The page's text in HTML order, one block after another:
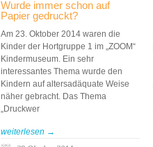
Wurde immer schon auf
Papier gedruckt?
Am 23. Oktober 2014 waren die
Kinder der Hortgruppe 1 im „ZOOM“
Kindermuseum. Ein sehr
interessantes Thema wurde den
Kindern auf altersadäquate Weise
näher gebracht. Das Thema
„Druckwer
weiterlesen →